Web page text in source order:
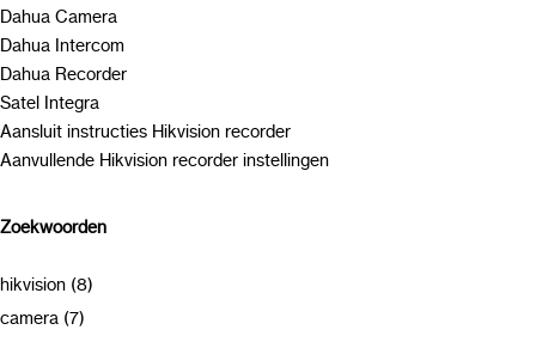
Dahua Camera
Dahua Intercom
Dahua Recorder
Satel Integra
Aansluit instructies Hikvision recorder
Aanvullende Hikvision recorder instellingen
Zoekwoorden
hikvision (8)
camera (7)